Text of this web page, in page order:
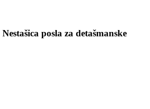
posla za detašmanske